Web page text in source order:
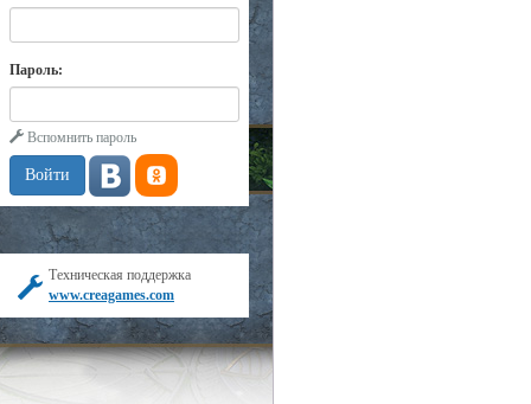
Пароль:
Вспомнить пароль
Техническая поддержка
www.creagames.com